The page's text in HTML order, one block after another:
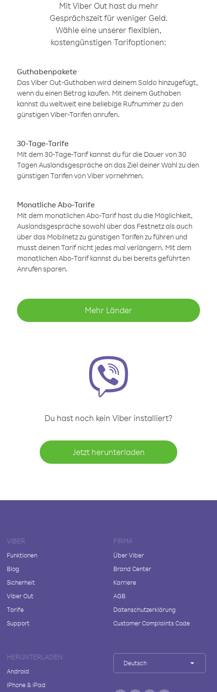
Mit Viber Out hast du mehr
Gesprächszeit für weniger Geld.
Wähle eine unserer flexiblen,
kostengünstigen Tarifoptionen:
Guthabenpakete
Das Viber Out-Guthaben wird deinem Saldo hinzugefügt,
wenn du einen Betrag kaufen. Mit deinem Guthaben
kannst du weltweit eine beliebige Rufnummer zu den
günstigen Viber-Tarifen anrufen.
30-Tage-Tarife
Mit dem 30-Tage-Tarif kannst du für die Dauer von 30
Tagen Auslandsgespräche an das Ziel deiner Wahl zu den
günstigen Tarifen von Viber vornehmen.
Monatliche Abo-Tarife
Mit dem monatlichen Abo-Tarif hast du die Möglichkeit,
Auslandsgespräche sowohl über das Festnetz als auch
über das Mobilnetz zu günstigen Tarifen zu führen und
musst deinen Tarif nicht jedes mal verlängern. Mit dem
monatlichen Abo-Tarif kannst du bei bereits geführten
Anrufen sparen.
Mehr Länder
Du hast noch kein Viber installiert?
Jetzt herunterladen
VIBER
Funktionen
Blog
Sicherheit
Viber Out
Tarife
Support
FIRMA
Über Viber
Brand Center
Karriere
AGB
Datenschutzerklärung
Customer Complaints Code
HERUNTERLADEN
Android
iPhone & iPad
Deutsch